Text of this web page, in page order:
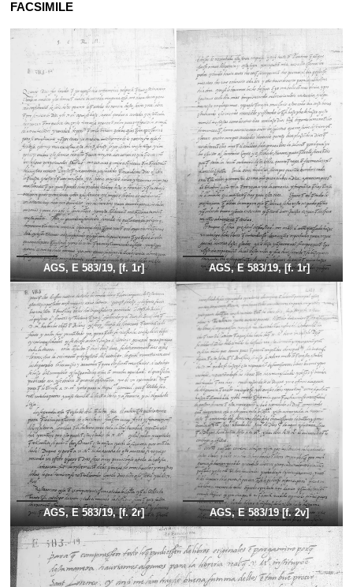
FACSIMILE
AGS, E 583/19, [f. 1r] AGS, E 583/19, [f. 1r]
AGS, E 583/19, [f. 2r] AGS, E 583/19 [f. 2v]